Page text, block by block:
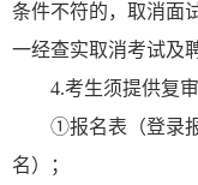
条件不符的，取消面
一经查实取消考试及
4.考生须提供复审
①报名表（登录报
名）；